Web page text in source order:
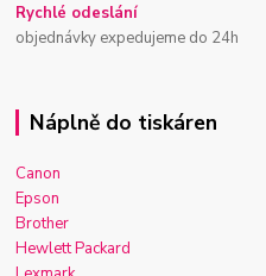
Rychlé odeslání
objednávky expedujeme do 24h
Náplně do tiskáren
Canon
Epson
Brother
Hewlett Packard